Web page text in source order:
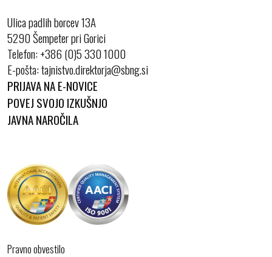
Ulica padlih borcev 13A
5290 Šempeter pri Gorici
Telefon:+386 (0)5 330 1000
E-pošta:
PRIJAVA NA E-NOVICE
POVEJ SVOJO IZKUŠNJO
JAVNA NAROČILA
Pravno obvestilo